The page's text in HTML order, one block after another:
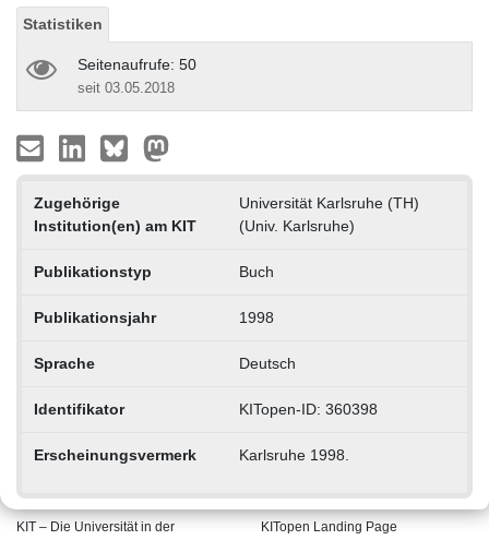
Statistiken
Seitenaufrufe: 50
seit 03.05.2018
Zugehörige
Institution(en) am KIT
Universität Karlsruhe (TH)
(Univ. Karlsruhe)
Publikationstyp Buch
Publikationsjahr 1998
Sprache Deutsch
Identifikator KITopen-ID: 360398
Erscheinungsvermerk Karlsruhe 1998.
KIT – Die Universität in der KITopen Landing Page